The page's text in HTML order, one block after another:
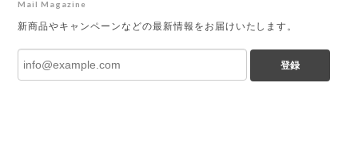
Mail Magazine
新商品やキャンペーンなどの最新情報をお届けいたします。
登録